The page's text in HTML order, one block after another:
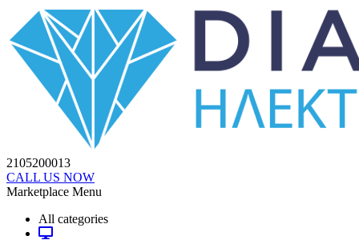
2105200013
CALL US NOW
Marketplace Menu
All categories